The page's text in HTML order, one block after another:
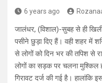
6 years ago
जालंधर, (विशाल)-सुबह से ही
पसीने छुड़ा दिए हैं। वही शहर में
से लोगों को दिन भर की तपिश से
लोगों का सड़क पर चलना मुश्किल
गिरावट दर्ज की गई है। हालांकि